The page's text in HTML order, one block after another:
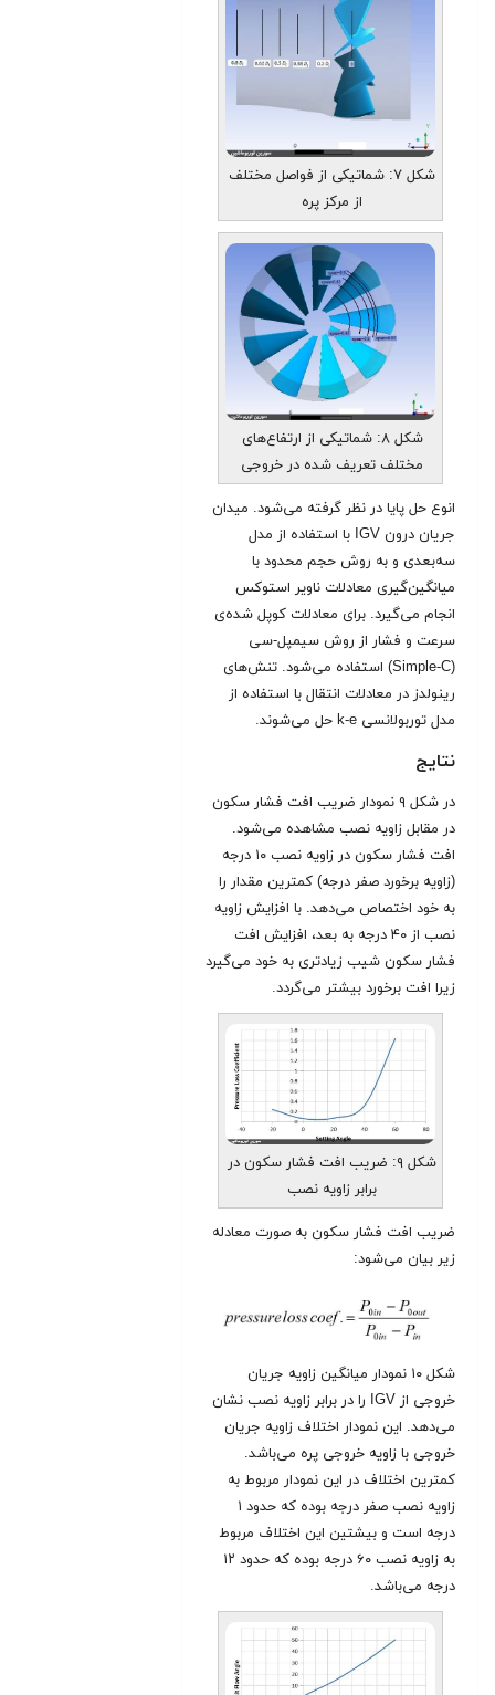
شکل ۷: شماتیکی از فواصل مختلف
از مرکز پره
شکل ۸: شماتیکی از ارتفاع‌های
مختلف تعریف شده در خروجی
انوع حل پایا در نظر گرفته می‌شود. میدان
جریان درون IGV با استفاده از مدل
سه‌بعدی و به روش حجم محدود با
میانگین‌گیری معادلات ناویر استوکس
انجام می‌گیرد. برای معادلات کوپل شده‌ی
سرعت و فشار از روش سیمپل-‌سی
(Simple-C) استفاده می‌شود. تنش‌های
رینولدز در معادلات انتقال با استفاده از
مدل توربولانسی k-e حل می‌شوند
.
نتایج
در شکل‌ ۹ نمودار ضریب افت فشار سکون
در مقابل زاویه نصب مشاهده می‌شود.
افت فشار سکون در زاویه نصب ۱۰ درجه
(زاویه برخورد صفر درجه) کمترین مقدار را
به خود اختصاص می‌دهد. با افزایش زاویه
نصب از ۴۰ درجه به بعد، افزایش افت
فشار سکون شیب زیادتری به خود می‌گیرد
زیرا افت برخورد بیشتر می‌گردد.
شکل ۹: ضریب افت فشار سکون در
برابر زاویه نصب
ضریب افت فشار سکون به صورت معادله
زیر بیان می‌شود:
شکل ۱۰ نمودار میانگین زاویه جریان
خروجی از IGV را در برابر زاویه نصب نشان
می‌دهد. این نمودار اختلاف زاویه جریان
خروجی با زاویه خروجی پره می‌باشد.
کمترین اختلاف در این نمودار مربوط به
زاویه نصب صفر درجه بوده که حدود ۱
درجه است و بیشتین این اختلاف مربوط
به زاویه نصب ۶۰ درجه بوده که حدود ۱۲
درجه می‌باشد.